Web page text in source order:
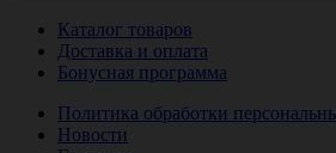
Каталог товаров
Доставка и оплата
Бонусная программа
Политика обработки
Новости